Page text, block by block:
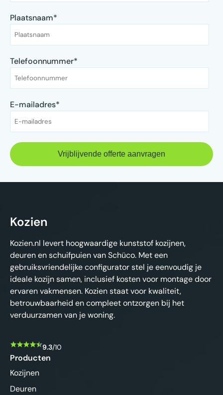
Plaatsnaam*
Telefoonnummer*
E-mailadres*
Kozien
Kozien.nl levert hoogwaardige kunststof kozijnen,
deuren en schuifpuien van Schüco. Met een
gebruiksvriendelijke configurator stel je eenvoudig je
ideale kozijn samen, inclusief kosten voor montage door
ervaren vakmensen. Kozien staat voor kwaliteit,
betrouwbaarheid en compleet ontzorgen bij het
verduurzamen van je woning.
9.3/10
Producten
Kozijnen
Deuren